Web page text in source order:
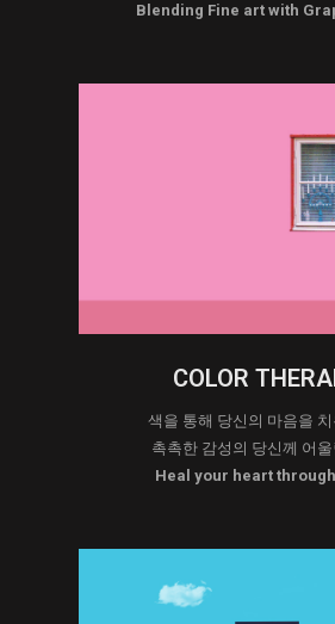
Blending Fine art with
COLOR
색을 통해 당신의 마음을 치
촉촉한 감성의 당신께 어울
Heal your heart